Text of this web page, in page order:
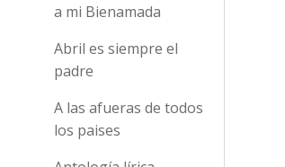
a mi Bienamada
Abril es siempre el
padre
A las afueras de todos
los paises